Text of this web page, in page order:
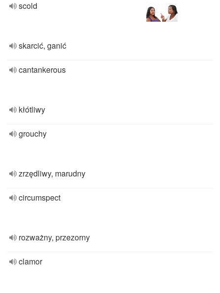
scold
skarcić, ganić
cantankerous
kłótliwy
grouchy
zrzędliwy, marudny
circumspect
rozważny, przezorny
clamor